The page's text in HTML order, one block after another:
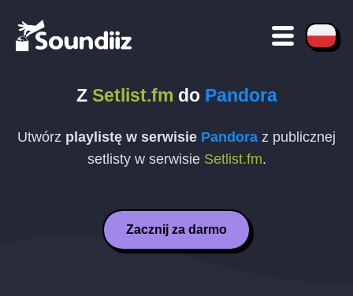
Z Setlist.fm do Pandora
Utwórz playlistę w serwisie Pandora z publicznej
setlisty w serwisie Setlist.fm.
Zacznij za darmo